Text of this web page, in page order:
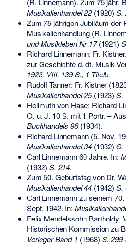
(R. Linnemann). Zum 75 jähr.
Musikalienhandel 22(1920) S.
Zum 75 jährigen Jubiläum der
Musikalienhandlung (R.
und Musikleben Nr 17(1921)
Richard Linnemann: Fr.
zur Geschichte d. dt. Musik-
1923. VIII, 139 S., 1 Titelb.
Rudolf Tanner: Fr. Kistner
Musikalienhandel 25(1923) S.
Hellmuth von Hase: Richard
O. u. J. 10 S. mit 1 Portr. –
Buchhandels 96(1934).
Richard Linnemann (5. Nov.
Musikalienhandel 34(1932) S.
Carl Linnemann 60 Jahre. In:
(1932) S. 214.
Zum 50. Geburtstag von Dr.
Musikalienhandel 44(1942) S.
Carl Linnemann zu seinem
Sept. 1942. In:
Felix Mendelssohn Bartholdy.
Historischen Kommission zu
Verleger Band 1 (1968) S.